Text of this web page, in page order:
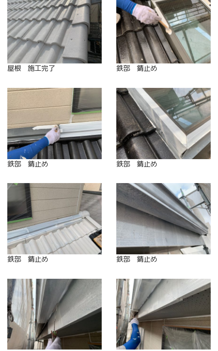
屋根 施工完了 鉄部 錆止め
鉄部 錆止め 鉄部 錆止め
鉄部 錆止め 鉄部 錆止め